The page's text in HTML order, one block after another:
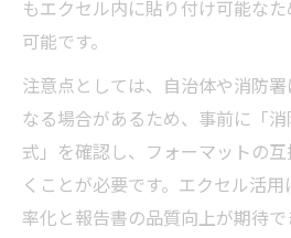
もエクセル内に貼り付け可能な
可能です。
注意点としては、自治体や消防
なる場合があるため、事前に「
式」を確認し、フォーマットの
くことが必要です。エクセル活
率化と報告書の品質向上が期待で